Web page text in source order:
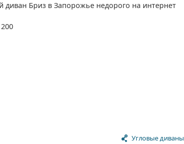
Бриз в Запорожье недорого на интернет
Угловые диваны